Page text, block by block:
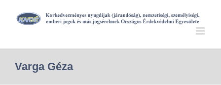
Varga Géza